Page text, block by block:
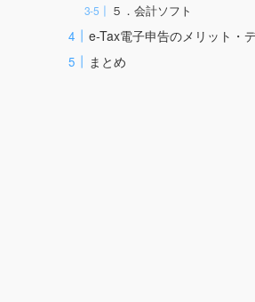
５．会計ソフト
e-Tax電子申告のメリット・
まとめ